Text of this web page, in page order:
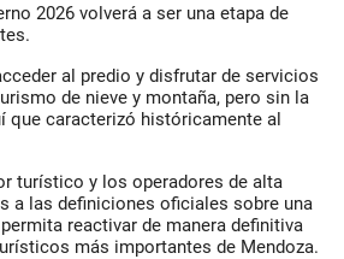
2026 volverá a ser una etapa de
al predio y disfrutar de servicios
de nieve y montaña, pero sin la
que caracterizó históricamente al
turístico y los operadores de alta
a las definiciones oficiales sobre una
reactivar de manera definitiva
más importantes de Mendoza.